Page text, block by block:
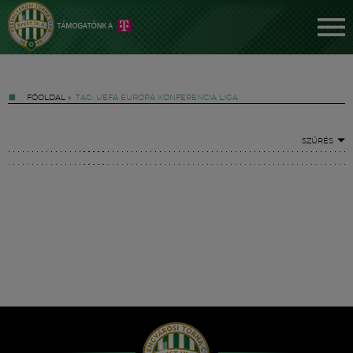
FŐOLDAL » TAG: UEFA EURÓPA KONFERENCIA LIGA
SZŰRÉS
Hírek